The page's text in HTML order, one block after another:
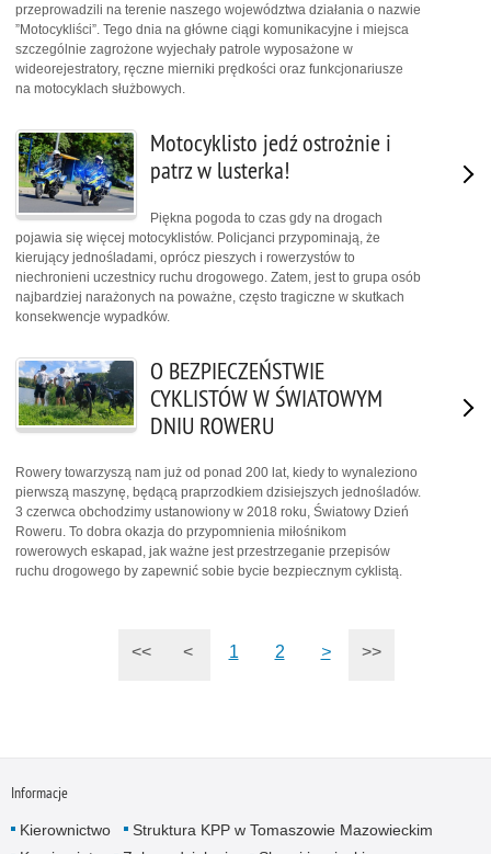
przeprowadzili na terenie naszego województwa działania o nazwie
”Motocykliści”. Tego dnia na główne ciągi komunikacyjne i miejsca
szczególnie zagrożone wyjechały patrole wyposażone w
wideorejestratory, ręczne mierniki prędkości oraz funkcjonariusze
na motocyklach służbowych.
Motocyklisto jedź ostrożnie i
patrz w lusterka!
Piękna pogoda to czas gdy na drogach
pojawia się więcej motocyklistów. Policjanci przypominają, że
kierujący jednośladami, oprócz pieszych i rowerzystów to
niechronieni uczestnicy ruchu drogowego. Zatem, jest to grupa osób
najbardziej narażonych na poważne, często tragiczne w skutkach
konsekwencje wypadków.
O BEZPIECZEŃSTWIE
CYKLISTÓW W ŚWIATOWYM
DNIU ROWERU
Rowery towarzyszą nam już od ponad 200 lat, kiedy to wynaleziono
pierwszą maszynę, będącą praprzodkiem dzisiejszych jednośladów.
3 czerwca obchodzimy ustanowiony w 2018 roku, Światowy Dzień
Roweru. To dobra okazja do przypomnienia miłośnikom
rowerowych eskapad, jak ważne jest przestrzeganie przepisów
ruchu drogowego by zapewnić sobie bycie bezpiecznym cyklistą.
<< < 1 2 > >>
Informacje
Kierownictwo
Struktura KPP w Tomaszowie Mazowieckim